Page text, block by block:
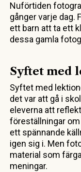
Nuförtiden
gånger varje dag.
ett barn att ta ett
dessa gamla
Syftet med
Syftet med
det var att gå i
eleverna att
föreställningar
ett spännande
igen sig i. Men
material som
meningar.